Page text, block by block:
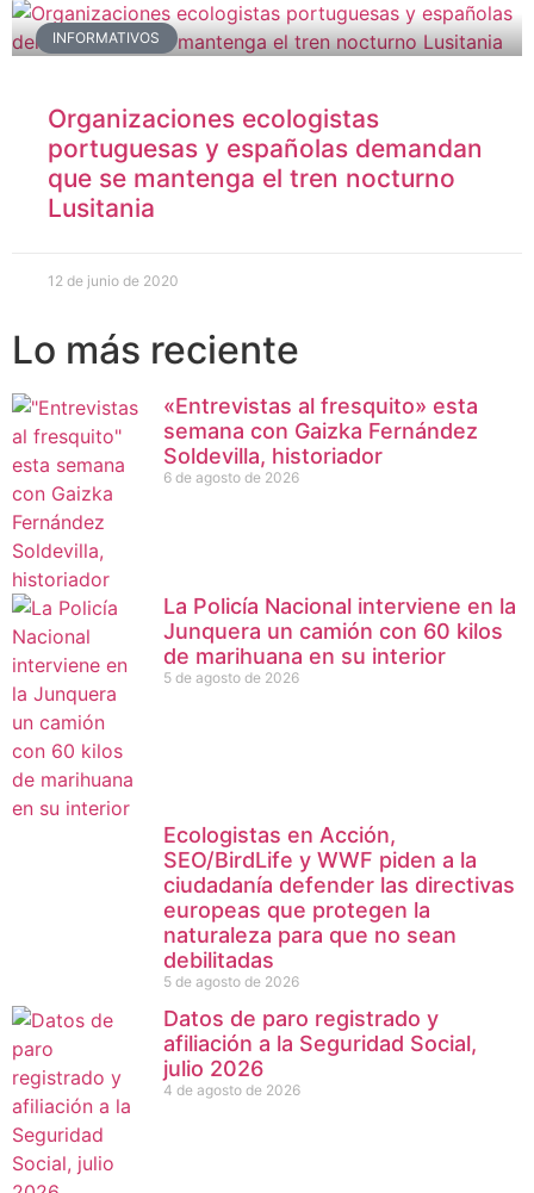
INFORMATIVOS
Organizaciones ecologistas
portuguesas y españolas demandan
que se mantenga el tren nocturno
Lusitania
12 de junio de 2020
Lo más reciente
«Entrevistas al fresquito» esta
semana con Gaizka Fernández
Soldevilla, historiador
6 de agosto de 2026
La Policía Nacional interviene en la
Junquera un camión con 60 kilos
de marihuana en su interior
5 de agosto de 2026
Ecologistas en Acción,
SEO/BirdLife y WWF piden a la
ciudadanía defender las directivas
europeas que protegen la
naturaleza para que no sean
debilitadas
5 de agosto de 2026
Datos de paro registrado y
afiliación a la Seguridad Social,
julio 2026
4 de agosto de 2026